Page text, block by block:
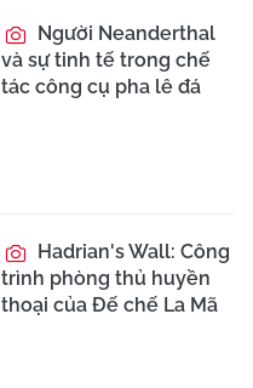
Người Neanderthal
và sự tinh tế trong chế
tác công cụ pha lê đá
Hadrian's Wall: Công
trình phòng thủ huyền
thoại của Đế chế La Mã